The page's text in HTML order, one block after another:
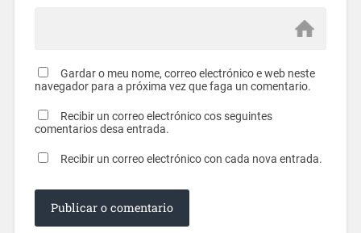
Gardar o meu nome, correo electrónico e web neste
navegador para a próxima vez que faga un comentario.
Recibir un correo electrónico cos seguintes
comentarios desa entrada.
Recibir un correo electrónico con cada nova entrada.